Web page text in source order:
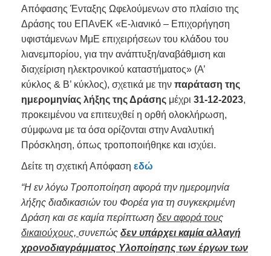
Απόφασης Ένταξης Ωφελούμενων στο πλαίσιο της
Δράσης του ΕΠΑνΕΚ «E-λιανικό – Επιχορήγηση
υφιστάμενων ΜμΕ επιχειρήσεων του κλάδου του
λιανεμπορίου, για την ανάπτυξη/αναβάθμιση και
διαχείριση ηλεκτρονικού καταστήματος» (Α’
κύκλος & Β’ κύκλος), σχετικά με την παράταση της
ημερομηνίας λήξης της Δράσης μέχρι 31-12-2023,
προκειμένου να επιτευχθεί η ορθή ολοκλήρωση,
σύμφωνα με τα όσα ορίζονται στην Αναλυτική
Πρόσκληση, όπως τροποποιήθηκε και ισχύει.
Δείτε τη σχετική Απόφαση εδώ
“Η εν λόγω Τροποποίηση αφορά την ημερομηνία
λήξης διαδικασιών του Φορέα για τη συγκεκριμένη
Δράση και σε καμία περίπτωση δεν αφορά τους
δικαιούχους, συνεπώς δεν υπάρχει καμία αλλαγή
χρονοδιαγράμματος Υλοποίησης των έργων των